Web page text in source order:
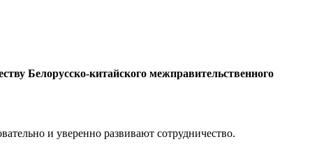
Белорусско-китайского межправительственного
и уверенно развивают сотрудничество.